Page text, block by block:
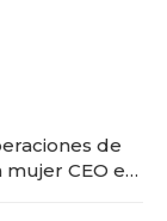
de
mujer CEO en